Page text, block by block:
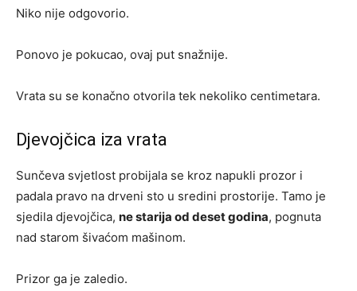
Niko nije odgovorio.
Ponovo je pokucao, ovaj put snažnije.
Vrata su se konačno otvorila tek nekoliko centimetara.
Djevojčica iza vrata
Sunčeva svjetlost probijala se kroz napukli prozor i
padala pravo na drveni sto u sredini prostorije. Tamo je
sjedila djevojčica, ne starija od deset godina, pognuta
nad starom šivaćom mašinom.
Prizor ga je zaledio.